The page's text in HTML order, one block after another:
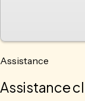
Assistance
Assistance